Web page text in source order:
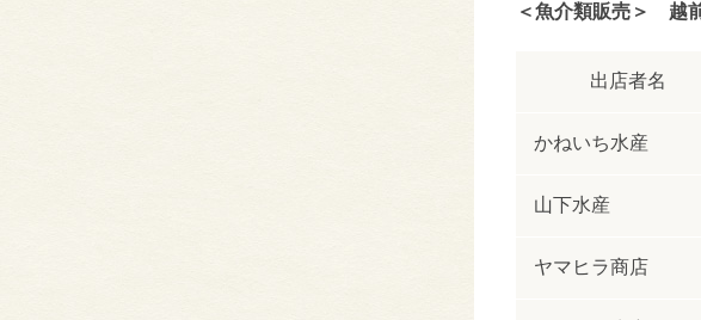
＜魚介類販売＞ 越
出店者名
かねいち水産
山下水産
ヤマヒラ商店